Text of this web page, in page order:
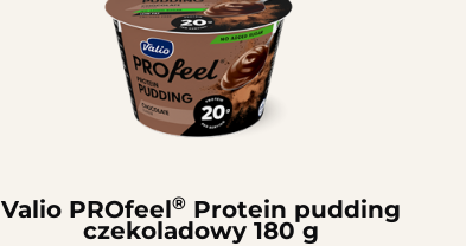
Valio PROfeel®Protein pudding
czekoladowy 180 g